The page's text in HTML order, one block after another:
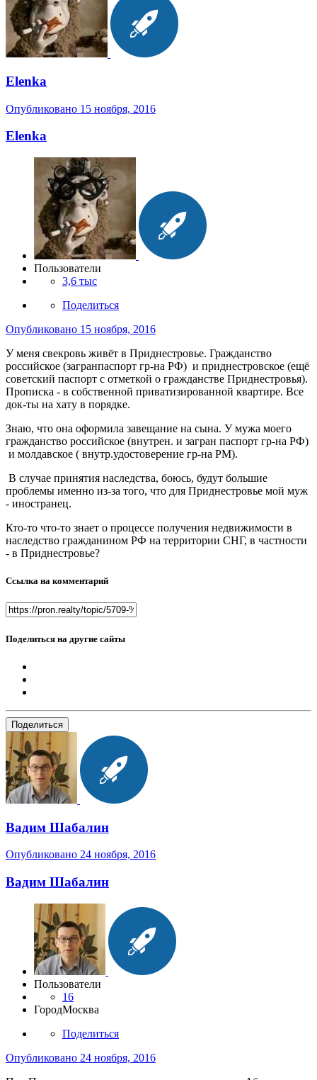
Elenka
Опубликовано 15 ноября, 2016
Elenka
Пользователи
3,6 тыс
Поделиться
Опубликовано 15 ноября, 2016
У меня свекровь живёт в Приднестровье. Гражданство
российское (загранпаспорт гр-на РФ) и приднестровское (ещё
советский паспорт с отметкой о гражданстве Приднестровья).
Прописка - в собственной приватизированной квартире. Все
док-ты на хату в порядке.
Знаю, что она оформила завещание на сына. У мужа моего
гражданство российское (внутрен. и загран паспорт гр-на РФ)
и молдавское ( внутр.удостоверение гр-на РМ).
В случае принятия наследства, боюсь, будут большие
проблемы именно из-за того, что для Приднестровье мой муж
- иностранец.
Кто-то что-то знает о процессе получения недвижимости в
наследство гражданином РФ на территории СНГ, в частности
- в Приднестровье?
Ссылка на комментарий
Поделиться на другие сайты
Поделиться
Вадим Шабалин
Опубликовано 24 ноября, 2016
Вадим Шабалин
Пользователи
16
ГородМосква
Поделиться
Опубликовано 24 ноября, 2016